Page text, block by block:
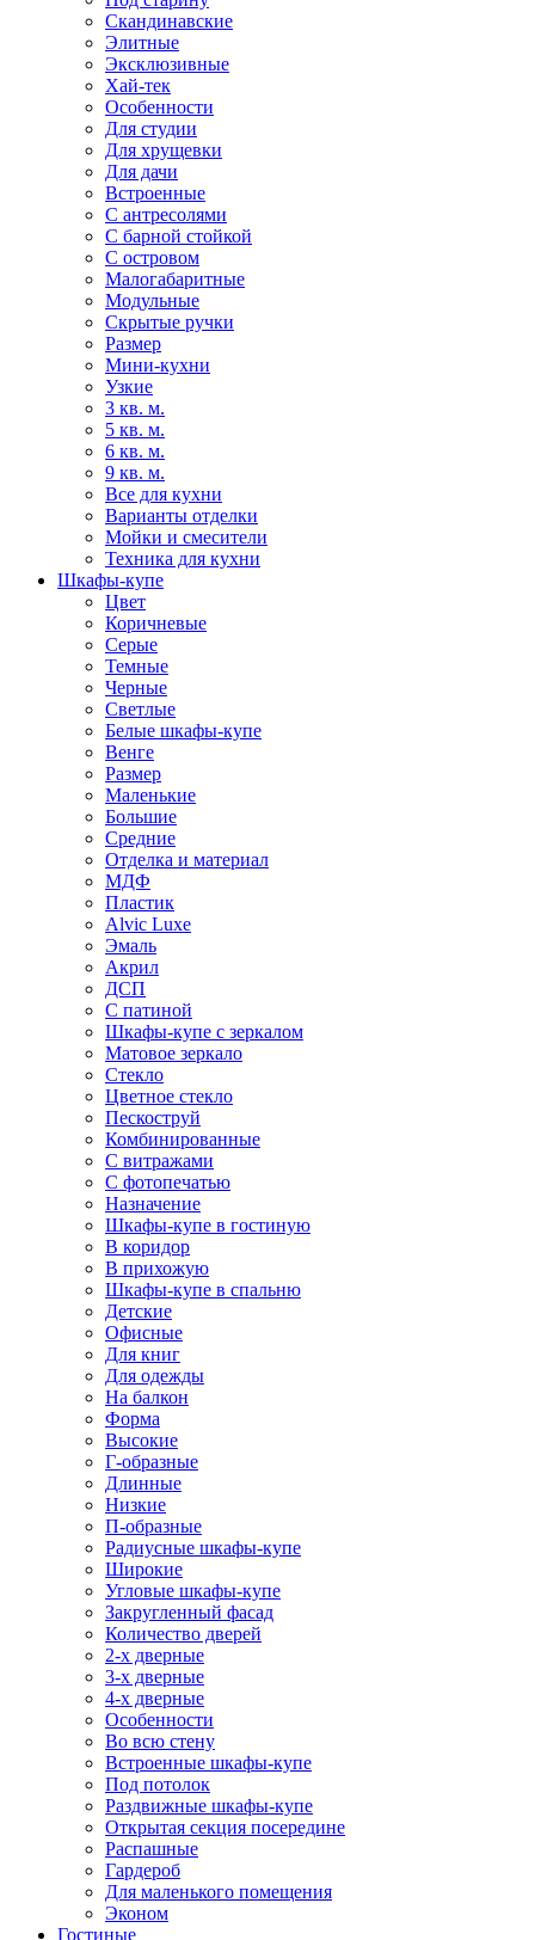
Скандинавские
Элитные
Эксклюзивные
Хай-тек
Особенности
Для студии
Для хрущевки
Для дачи
Встроенные
С антресолями
С барной стойкой
С островом
Малогабаритные
Модульные
Скрытые ручки
Размер
Мини-кухни
Узкие
3 кв. м.
5 кв. м.
6 кв. м.
9 кв. м.
Все для кухни
Варианты отделки
Мойки и смесители
Техника для кухни
Шкафы-купе
Цвет
Коричневые
Серые
Темные
Черные
Светлые
Белые шкафы-купе
Венге
Размер
Маленькие
Большие
Средние
Отделка и материал
МДФ
Пластик
Alvic Luxe
Эмаль
Акрил
ДСП
С патиной
Шкафы-купе с зеркалом
Матовое зеркало
Стекло
Цветное стекло
Пескоструй
Комбинированные
С витражами
С фотопечатью
Назначение
Шкафы-купе в гостиную
В коридор
В прихожую
Шкафы-купе в спальню
Детские
Офисные
Для книг
Для одежды
На балкон
Форма
Высокие
Г-образные
Длинные
Низкие
П-образные
Радиусные шкафы-купе
Широкие
Угловые шкафы-купе
Закругленный фасад
Количество дверей
2-х дверные
3-х дверные
4-х дверные
Особенности
Во всю стену
Встроенные шкафы-купе
Под потолок
Раздвижные шкафы-купе
Открытая секция посередине
Распашные
Гардероб
Для маленького помещения
Эконом
Гостиные